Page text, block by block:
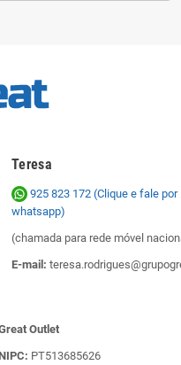
Teresa
925 823 172 (Clique e fale por
whatsapp)
(chamada para rede móvel
E-mail:
Outlet
PT513685626